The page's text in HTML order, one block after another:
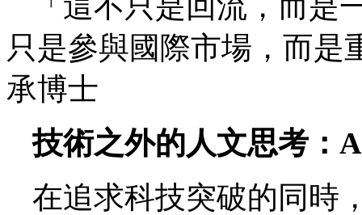
只是參與國際市場，而
承博士
技術之外的人文思考：
在追求科技突破的同時